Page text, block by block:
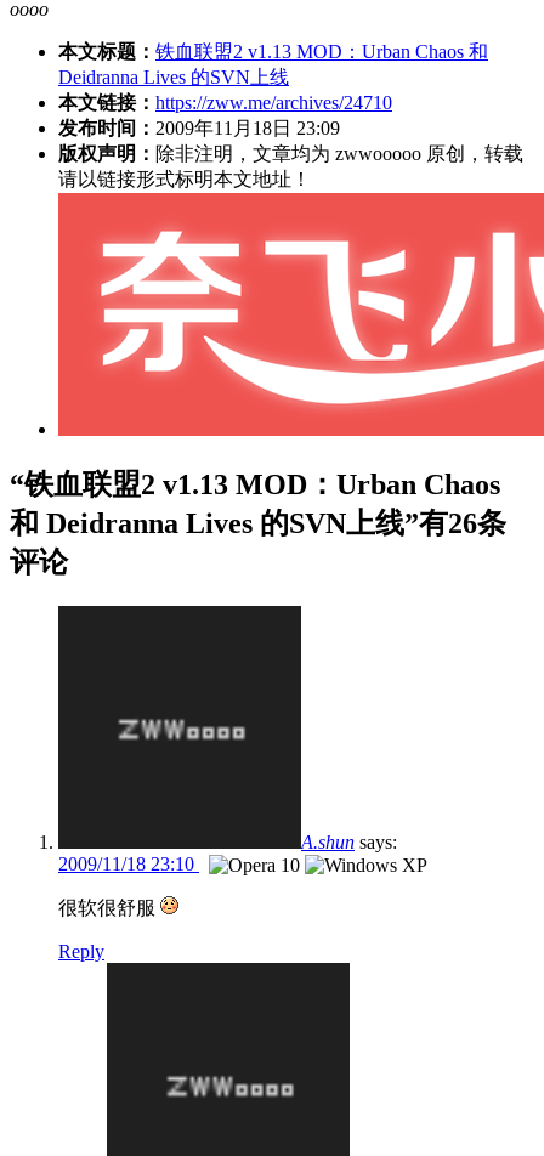
oooo
本文标题： 铁血联盟2 v1.13 MOD：Urban Chaos 和
Deidranna Lives 的SVN上线
本文链接： https://zww.me/archives/24710
发布时间： 2009年11月18日 23:09
版权声明： 除非注明，文章均为 zwwooooo 原创，转载
请以链接形式标明本文地址！
“铁血联盟2 v1.13 MOD：Urban Chaos
和 Deidranna Lives 的SVN上线”有26条
评论
A.shun says:
2009/11/18 23:10
很软很舒服
Reply